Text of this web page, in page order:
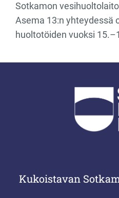
Sotkamon
Asema 13:n yhteydessä
huoltotöiden vuoksi
Kukoistavan